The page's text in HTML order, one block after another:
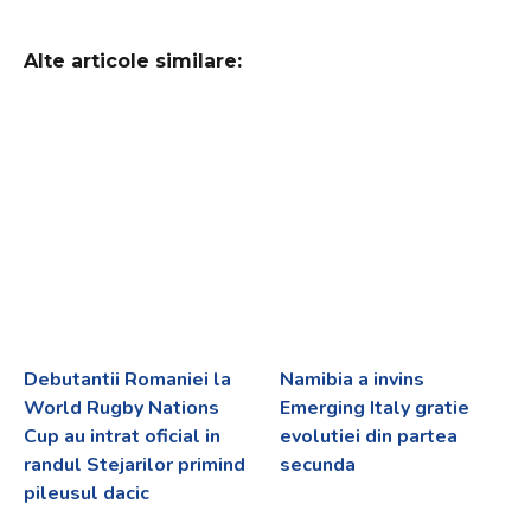
Alte articole similare:
Debutantii Romaniei la
World Rugby Nations
Cup au intrat oficial in
randul Stejarilor primind
pileusul dacic
Namibia a invins
Emerging Italy gratie
evolutiei din partea
secunda